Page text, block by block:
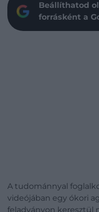
Beállíthatod
forrásként a
A tudománnyal
videójában egy ókori
feladványon keresztül